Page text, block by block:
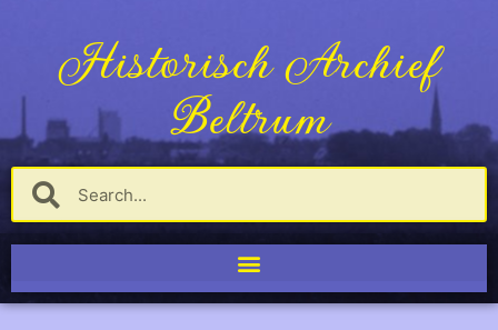
Historisch Archief
Beltrum